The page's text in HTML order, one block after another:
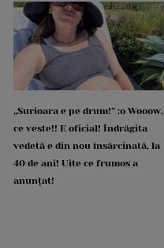
„Surioara e pe drum!” :o Wooow,
ce veste!! E oficial! Îndrăgita
vedetă e din nou însărcinată, la
40 de ani! Uite ce frumos a
anunțat!